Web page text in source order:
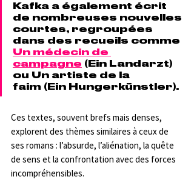
Kafka a également écrit
de nombreuses nouvelles
courtes, regroupées
dans des recueils comme
Un médecin de
campagne (Ein Landarzt)
ou Un artiste de la
faim (Ein Hungerkünstler).
Ces textes, souvent brefs mais denses,
explorent des thèmes similaires à ceux de
ses romans : l’absurde, l’aliénation, la quête
de sens et la confrontation avec des forces
incompréhensibles.